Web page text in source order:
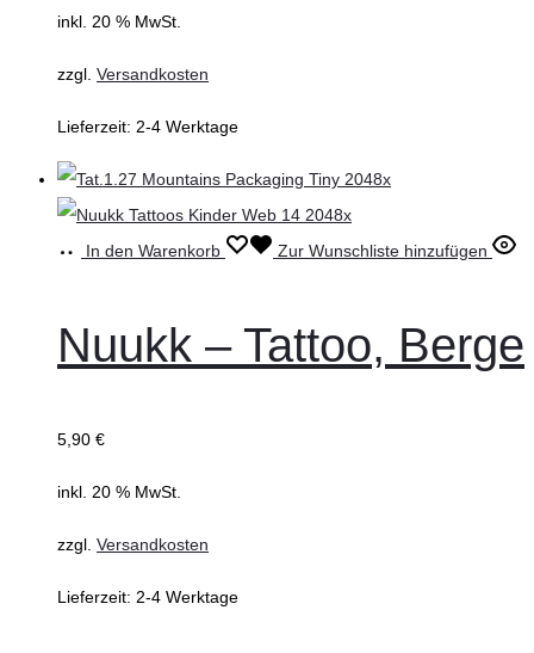
inkl. 20 % MwSt.
zzgl. Versandkosten
Lieferzeit: 2-4 Werktage
In den Warenkorb Zur Wunschliste hinzufügen
Nuukk – Tattoo, Berge
5,90 €
inkl. 20 % MwSt.
zzgl. Versandkosten
Lieferzeit: 2-4 Werktage